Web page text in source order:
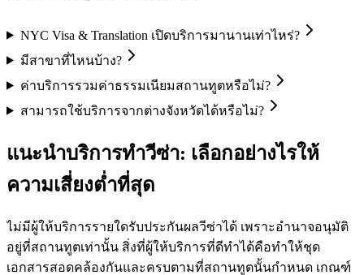
NYC Visa & Translation เปิดบริการมานานเท่าไหร่?
มีสาขาที่ไหนบ้าง?
ค่าบริการรวมค่าธรรมเนียมสถานทูตหรือไม่?
สามารถใช้บริการจากต่างจังหวัดได้หรือไม่?
แนะนำบริการทำวีซ่า: เลือกอย่างไรให้
ความเสี่ยงต่ำที่สุด
ไม่มีผู้ให้บริการรายใดรับประกันผลวีซ่าได้ เพราะอำนาจอนุมัติ
อยู่ที่สถานทูตเท่านั้น สิ่งที่ผู้ให้บริการที่ดีทำได้คือทำให้ชุด
เอกสารสอดคล้องกันและครบตามที่สถานทูตนั้นกำหนด เกณฑ์